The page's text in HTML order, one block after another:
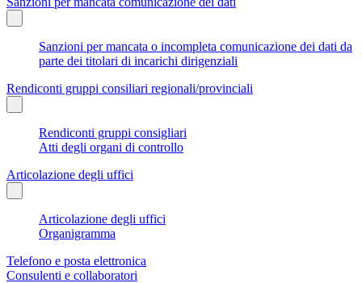
Sanzioni per mancata o incompleta comunicazione dei dati da
parte dei titolari di incarichi dirigenziali
Rendiconti gruppi consiliari regionali/provinciali
Rendiconti gruppi consigliari
Atti degli organi di controllo
Articolazione degli uffici
Articolazione degli uffici
Organigramma
Telefono e posta elettronica
Consulenti e collaboratori